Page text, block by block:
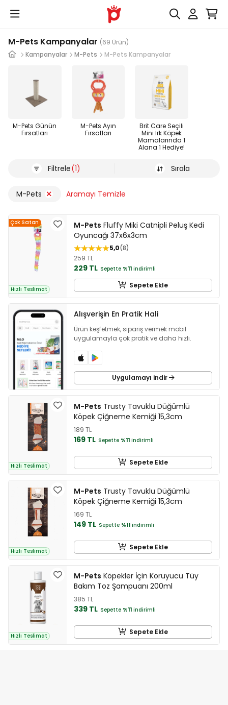
M-Pets Kampanyalar (69 Ürün)
Kampanyalar
M-Pets M-Pets Kampanyalar
M-Pets Günün
Fırsatları
M-Pets Ayın
Fırsatları
Brit Care Seçili
Mini Irk Köpek
Mamalarında 1
Alana 1 Hediye!
Filtrele(1) Sırala
M-Pets Aramayı Temizle
Çok Satan
Hızlı Teslimat
M-Pets Fluffy Miki Catnipli Peluş Kedi
Oyuncağı 37x6x3cm
5,0 8
259 TL
229 TL Sepette %11 indirimli
Sepete Ekle
Alışverişin En Pratik Hali
Ürün keşfetmek, sipariş vermek mobil
uygulamayla çok pratik ve daha hızlı.
Uygulamayı indir
Hızlı Teslimat
M-Pets Trusty Tavuklu Düğümlü
Köpek Çiğneme Kemiği 15,3cm
189 TL
169 TL Sepette %11 indirimli
Sepete Ekle
Hızlı Teslimat
M-Pets Trusty Tavuklu Düğümlü
Köpek Çiğneme Kemiği 15,3cm
169 TL
149 TL Sepette %11 indirimli
Sepete Ekle
Hızlı Teslimat
M-Pets Köpekler İçin Koruyucu Tüy
Bakım Toz Şampuanı 200ml
385 TL
339 TL Sepette %11 indirimli
Sepete Ekle